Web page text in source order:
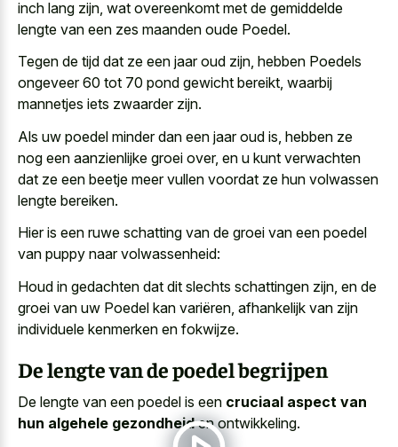
inch lang zijn, wat overeenkomt met de gemiddelde
lengte van een zes maanden oude Poedel.
Tegen de tijd dat ze een jaar oud zijn, hebben Poedels
ongeveer 60 tot 70 pond gewicht bereikt, waarbij
mannetjes iets zwaarder zijn.
Als uw poedel minder dan een jaar oud is, hebben ze
nog een aanzienlijke groei over, en u kunt verwachten
dat ze een beetje meer vullen voordat ze hun volwassen
lengte bereiken.
Hier is een ruwe schatting van de groei van een poedel
van puppy naar volwassenheid:
Houd in gedachten dat dit slechts schattingen zijn, en de
groei van uw Poedel kan variëren, afhankelijk van zijn
individuele kenmerken en fokwijze.
De lengte van de poedel begrijpen
De lengte van een poedel is een cruciaal aspect van
hun algehele gezondheiden ontwikkeling.